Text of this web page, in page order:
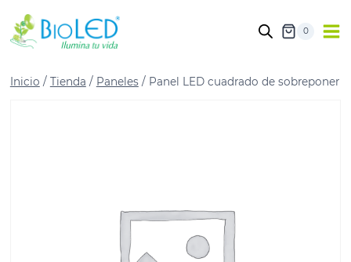
0
Inicio / Tienda / Paneles / Panel LED cuadrado de sobreponer